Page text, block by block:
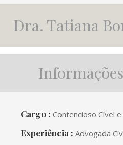
Dra. Tatiana
Cargo : Contencioso Cível
Experiência : Advogada